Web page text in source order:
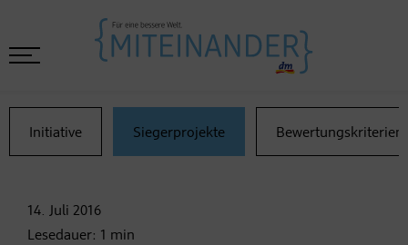
Initiative Siegerprojekte Bewertungskriterien
14. Juli 2016
Lesedauer: 1 min